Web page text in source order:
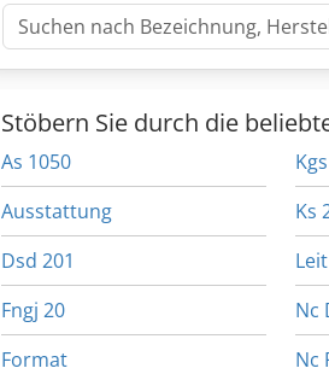
Stöbern Sie durch die
As 1050
Ausstattung
Dsd 201
Fngj 20
Format
Ks
Nc
Nc